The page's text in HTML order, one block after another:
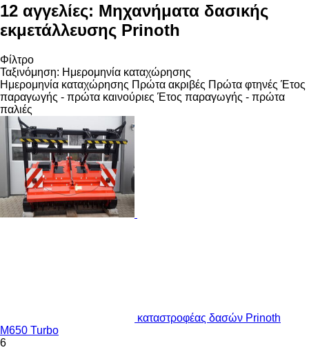
12 αγγελίες: Μηχανήματα δασικής
εκμετάλλευσης Prinoth
Φίλτρο
Ταξινόμηση: Ημερομηνία καταχώρησης
Ημερομηνία καταχώρησης Πρώτα ακριβές Πρώτα φτηνές Έτος
παραγωγής - πρώτα καινούριες Έτος παραγωγής - πρώτα
παλιές
καταστροφέας δασών Prinoth
M650 Turbo
6